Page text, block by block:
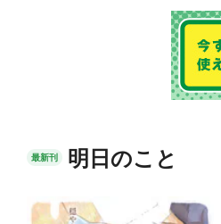
最新刊 明日のこと